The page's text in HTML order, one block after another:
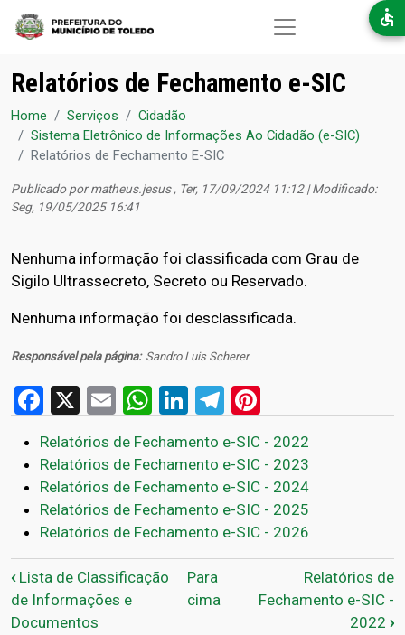
Pular para o conteúdo principal
Relatórios de Fechamento e-SIC
Home Serviços
Cidadão
Sistema Eletrônico de Informações Ao Cidadão (e-SIC)
Relatórios de Fechamento E-SIC
Publicado pormatheus.jesus, Ter, 17/09/2024 11:12 | Modificado:
Seg, 19/05/2025 16:41
Nenhuma informação foi classificada com Grau de
Sigilo Ultrassecreto, Secreto ou Reservado.
Nenhuma informação foi desclassificada.
Responsável pela página Sandro Luis Scherer
Facebook
X EmailWhatsApp
LinkedIn
Telegram
Relatórios de Fechamento e-SIC - 2022
Relatórios de Fechamento e-SIC - 2023
Relatórios de Fechamento e-SIC - 2024
Relatórios de Fechamento e-SIC - 2025
Relatórios de Fechamento e-SIC - 2026
Links de passagem do livro
‹Lista de Classificação
de Informações e
Documentos
Para
cima
Relatórios de
Fechamento e-SIC -
2022 ›